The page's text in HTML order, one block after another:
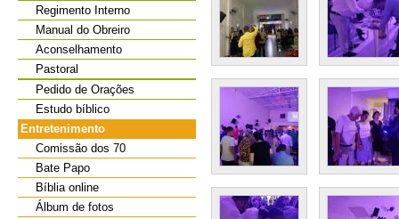
Regimento Interno
Manual do Obreiro
Aconselhamento
Pastoral
Pedido de Orações
Estudo bíblico
Entretenimento
Comissão dos 70
Bate Papo
Bíblia online
Álbum de fotos